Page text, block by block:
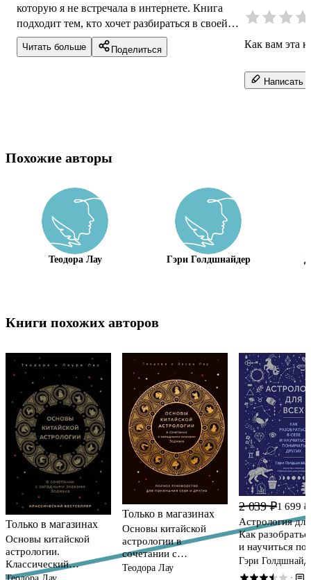
которую я не встречала в интернете. Книга
подходит тем, кто хочет разбираться в своей
карте глубже уровня «Овен — я огонь». Тем,
кт...
Читать больше Поделиться Как вам эта
Написать
Похожие авторы
Теодора Лау Гэри Голдшнайдер
Книги похожих авторов
Только в магазинах
Основы китайской
астрологии.
Классический
бестселлер
Только в магазинах
Основы китайской
астрологии в
сочетании с
западными знаками
Теодора Лау
2 039 ₽1 699 ₽
Астрология
Как
и научиться
других
Гэри
·